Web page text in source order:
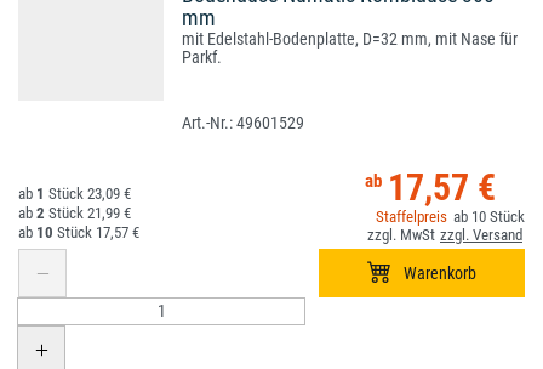
mm
mit Edelstahl-Bodenplatte, D=32 mm, mit Nase für
Parkf.
49601529
17,57 €
10
1
23,09 €
2
21,99 €
10
17,57 €